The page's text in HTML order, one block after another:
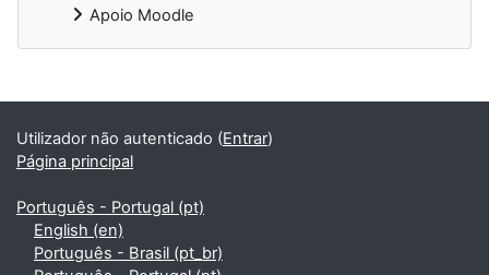
Apoio Moodle
Blocos
Utilizador não autenticado (Entrar)
Página principal
Português - Portugal ‎(pt)‎
English ‎(en)‎
Português - Brasil ‎(pt_br)‎